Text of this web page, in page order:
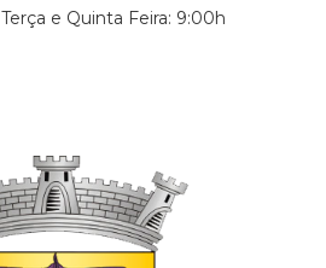
Terça e Quinta Feira: 9:00h